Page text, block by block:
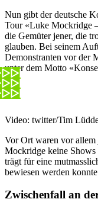
Nun gibt der deutsche
Tour «Luke Mockridge
die Gemüter jener, die
glauben. Bei seinem
Demonstranten vor der
unter dem Motto
Video: twitter/Tim
Vor Ort waren vor allem
Mockridge keine Shows
trägt für eine
bewiesen werden
Zwischenfall an